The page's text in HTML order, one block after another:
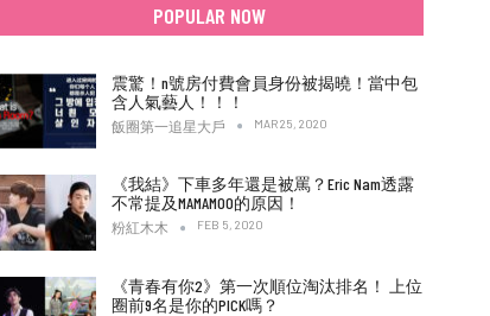
POPULAR NOW
震驚！n號房付費會員身份被揭曉！當中包
含人氣藝人！！！
飯圈第一追星大戶 MAR 25, 2020
《我結》下車多年還是被罵？Eric Nam透露
不常提及MAMAMOO的原因！
粉紅木木 FEB 5, 2020
《青春有你2》第一次順位淘汰排名！ 上位
圈前9名是你的PICK嗎？